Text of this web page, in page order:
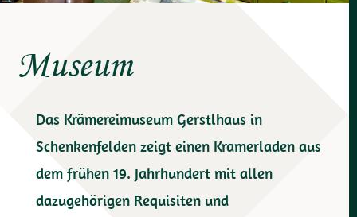
Museum
Das Krämereimuseum Gerstlhaus in
Schenkenfelden zeigt einen Kramerladen aus
dem frühen 19. Jahrhundert mit allen
dazugehörigen Requisiten und